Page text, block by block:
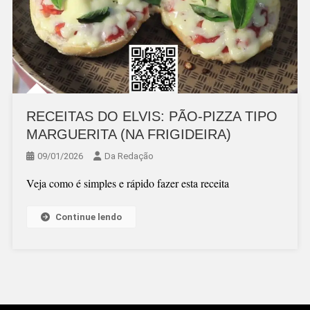
RECEITAS DO ELVIS: PÃO-PIZZA TIPO
MARGUERITA (NA FRIGIDEIRA)
09/01/2026 Da Redação
Veja como é simples e rápido fazer esta receita
Continue lendo